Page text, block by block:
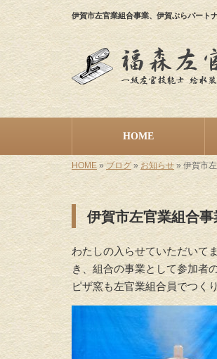
伊賀市左官業組合事業、伊賀ぶらパート
HOME
HOME »ブログ » お知らせ » 伊賀市
伊賀市左官業組合
わたしの入らせていただいて
き、組合の事業として参加者
ピザ窯も左官業組合員でつく